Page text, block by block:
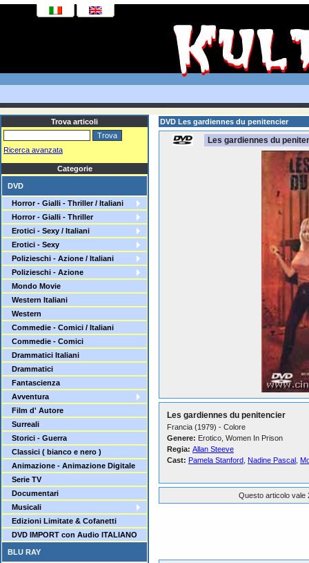
Trova articoli
Ricerca avanzata
Categorie
DVD
Horror - Gialli - Thriller / Italiani
Horror - Gialli - Thriller
Erotici - Sexy / Italiani
Erotici - Sexy
Polizieschi - Azione / Italiani
Polizieschi - Azione
Mondo Movie
Western Italiani
Western
Commedie - Comici / Italiani
Commedie - Comici
Drammatici Italiani
Drammatici
Fantascienza
Avventura
Film d' Autore
Surreali
Storici - Guerra
Classici ( bianco e nero )
Animazione - Animazione Digitale
Serie TV
Documentari
Musicali
Edizioni Limitate & Cofanetti
DVD IMPORT con Audio ITALIANO
BLU RAY
DVD Les gardiennes du penitencier
Les gardiennes du
Les gardiennes du penitencier
Francia (1979) - Colore
Genere: Erotico, Women In Prison
Regia: Allan Steeve
Cast: Pamela Stanford Nadine Pascal
Questo articolo vale